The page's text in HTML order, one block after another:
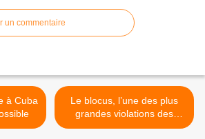
un commentaire
Le blocus, l’une des plus
grandes violations des
droits humains >